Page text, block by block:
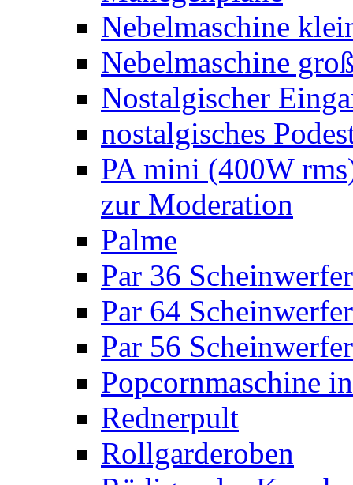
Nebelmaschine
Nebelmaschine
Nostalgischer
nostalgisches
PA mini (400W
zur Moderation
Palme
Par 36 Scheinwerfer
Par 64 Scheinwerfer
Par 56 Scheinwerfer
Popcornmaschine
Rednerpult
Rollgarderoben